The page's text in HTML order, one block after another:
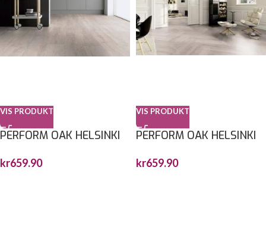
VIS PRODUKT
PERFORM OAK HELSINKI
kr659.90
VIS PRODUKT
PERFORM OAK HELSINKI
kr659.90